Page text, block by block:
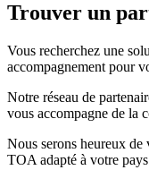
Trouver un
Vous recherchez une
accompagnement pour
Notre réseau de
vous accompagne de la
Nous serons heureux de
TOA adapté à votre